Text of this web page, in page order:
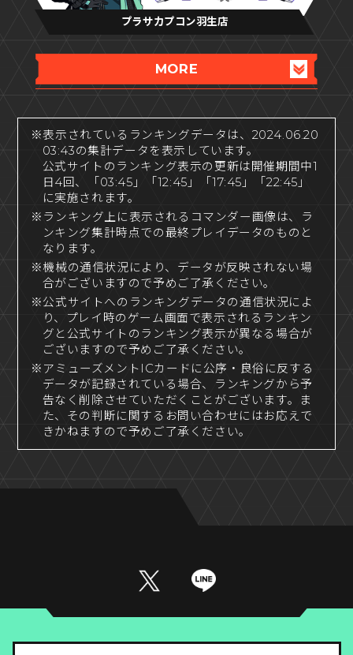
プラサカプコン羽生店
MORE
※表示されているランキングデータは、2024.06.20
03:43の集計データを表示しています。
公式サイトのランキング表示の更新は開催期間中1
日4回、「03:45」「12:45」「17:45」「22:45」
に実施されます。
※ランキング上に表示されるコマンダー画像は、ラ
ンキング集計時点での最終プレイデータのものと
なります。
※機械の通信状況により、データが反映されない場
合がございますので予めご了承ください。
※公式サイトへのランキングデータの通信状況によ
り、プレイ時のゲーム画面で表示されるランキン
グと公式サイトのランキング表示が異なる場合が
ございますので予めご了承ください。
※アミューズメントICカードに公序・良俗に反する
データが記録されている場合、ランキングから予
告なく削除させていただくことがございます。ま
た、その判断に関するお問い合わせにはお応えで
きかねますので予めご了承ください。